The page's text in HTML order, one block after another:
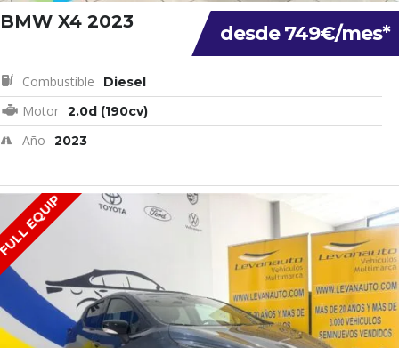
desde 749€/mes*
BMW X4 2023
Combustible Diesel
Motor 2.0d (190cv)
Año 2023
EQUIP